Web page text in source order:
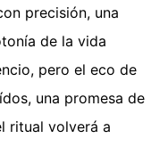
precisión, una
de la vida
pero el eco de
una promesa de
ritual volverá a